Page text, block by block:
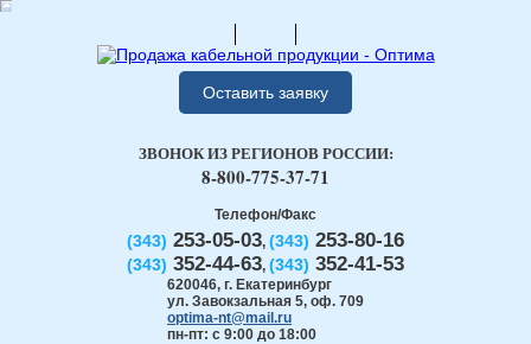
Оставить заявку
Телефон/Факс
(343) 253-05-03, (343) 253-80-16
(343) 352-44-63, (343) 352-41-53
620046, г. Екатеринбург
ул. Завокзальная 5, оф. 709
optima-nt@mail.ru
пн-пт: с 9:00 до 18:00
ЗВОНОК ИЗ РЕГИОНОВ РОССИИ:
8-800-775-37-71